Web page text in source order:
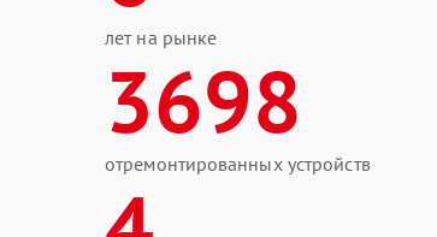
лет на рынке
3698
отремонтированных устройств